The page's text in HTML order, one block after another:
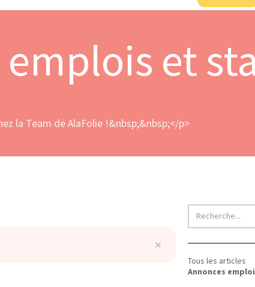
et
la Team de AlaFolie !&nbsp;&nbsp;</p>
×
Tous les articles
Annonces